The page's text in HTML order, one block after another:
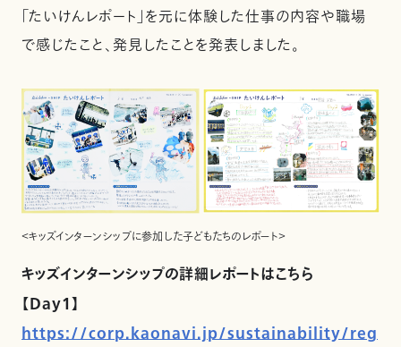
「たいけんレポート」を元に体験した仕事の内容や職場
で感じたこと、発見したことを発表しました。
＜キッズインターンシップに参加した子どもたちのレポート＞
キッズインターンシップの詳細レポートはこちら
【Day1】
https://corp.kaonavi.jp/sustainability/reg